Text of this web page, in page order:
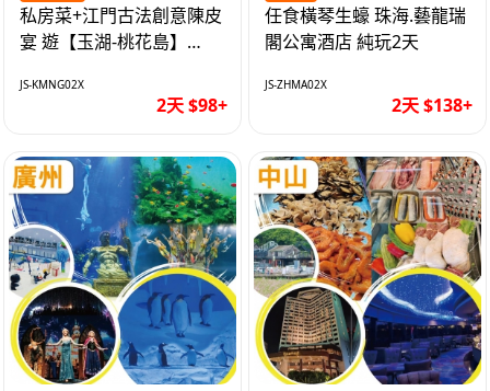
私房菜+江門古法創意陳皮
宴 遊【玉湖-桃花島】
純玩2天
JS-KMNG02X
2天 $98+
任食橫琴生蠔 珠海.藝龍瑞
閣公寓酒店 純玩2天
JS-ZHMA02X
2天 $138+